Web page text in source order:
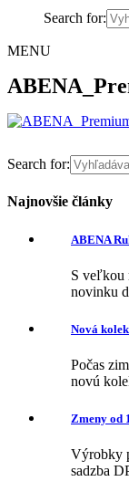
Search for:
MENU
Search for:
Najnovšie články
ABENA
S veľkou
novinku
Nová
Počas
novú
Zmeny od
Výrobky
sadzba